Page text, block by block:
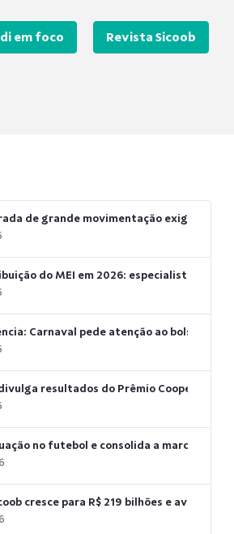
em foco Revista Sicoob
de grande movimentação exige
do MEI em 2026: especialista dá
Carnaval pede atenção ao bolso e
resultados do Prêmio Cooperar
no futebol e consolida a marca nas
cresce para R$ 219 bilhões e avança